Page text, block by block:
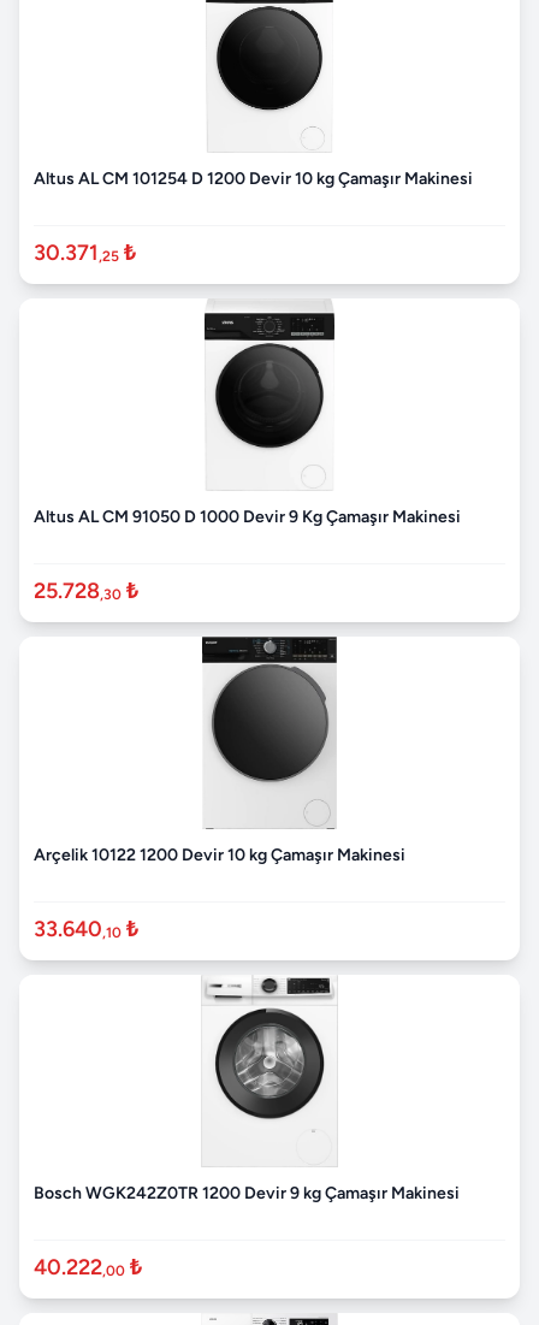
Altus AL CM 101254 D 1200 Devir 10 kg Çamaşır Makinesi
30.371 ,25 ₺
Altus AL CM 91050 D 1000 Devir 9 Kg Çamaşır Makinesi
25.728,30 ₺
Arçelik 10122 1200 Devir 10 kg Çamaşır Makinesi
33.640,10 ₺
Bosch WGK242Z0TR 1200 Devir 9 kg Çamaşır Makinesi
40.222,00 ₺